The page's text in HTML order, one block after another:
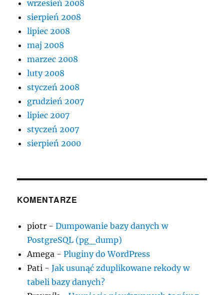
wrzesień 2008
sierpień 2008
lipiec 2008
maj 2008
marzec 2008
luty 2008
styczeń 2008
grudzień 2007
lipiec 2007
styczeń 2007
sierpień 2000
KOMENTARZE
piotr -Dumpowanie bazy danych w
PostgreSQL (pg_dump)
Amega -Pluginy do WordPress
Pati -Jak usunąć zduplikowane rekody w
tabeli bazy danych?